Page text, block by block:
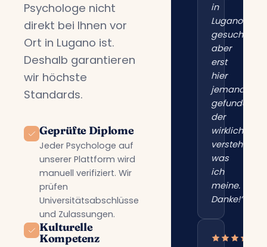
Psychologe nicht
direkt bei Ihnen vor
Ort in Lugano ist.
Deshalb garantieren
wir höchste
Standards.
Geprüfte Diplome
Jeder Psychologe auf
unserer Plattform wird
manuell verifiziert. Wir
prüfen
Universitätsabschlüsse
und Zulassungen.
Kulturelle
Kompetenz
in
Lugano
gesucht,
aber
erst
hier
jemanden
gefunden,
der
wirklich
versteht,
was
ich
meine.
Danke!“”